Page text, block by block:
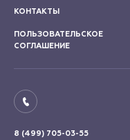
КОНТАКТЫ
ПОЛЬЗОВАТЕЛЬСКОЕ
СОГЛАШЕНИЕ
8 (499) 705-03-55